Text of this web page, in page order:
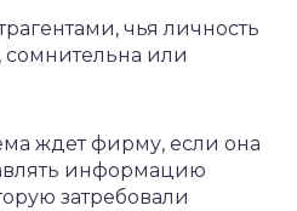
чья личность
или
ждет фирму, если она
информацию
затребовали